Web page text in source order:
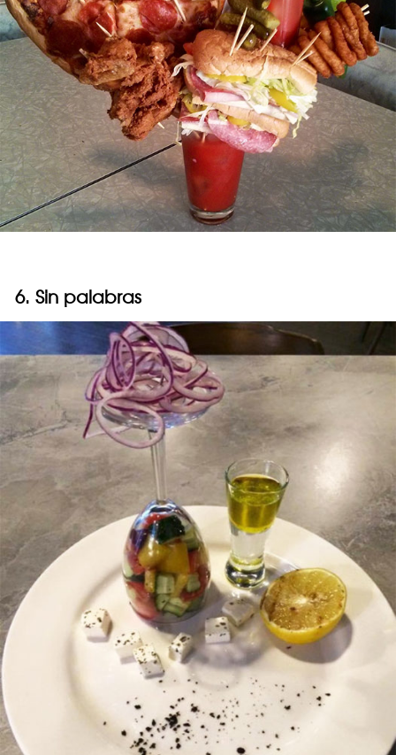
6. Sin palabras